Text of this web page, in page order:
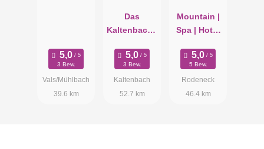
3 Bew.
Vals/Mühlbach
39.6 km
Das
Kaltenbach -
im Zillertal
3 Bew.
Kaltenbach
52.7 km
Mountain |
Spa | Hotel
5 Bew.
Rodeneck
46.4 km